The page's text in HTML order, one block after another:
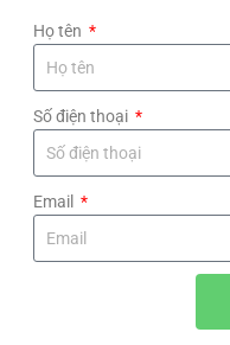
Họ tên
Số điện thoại
Email